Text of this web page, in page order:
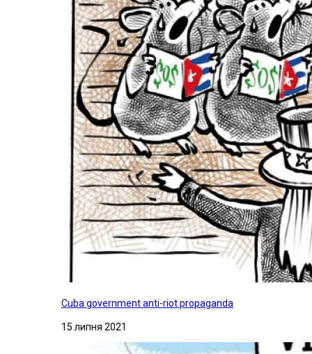
Cuba government anti-riot propaganda
15 липня 2021